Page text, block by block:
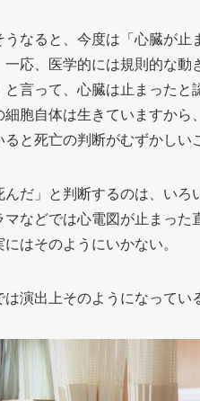
うなると、今度は「心臓が
一応、医学的には規則的な
と言って、心臓は止まった
胞自体は生きていますから
と死亡の判断がむずかしい
んだ」と判断するのは、い
マなどでは心電図が止まっ
はそのようにいかない。
は演出上そのようになって